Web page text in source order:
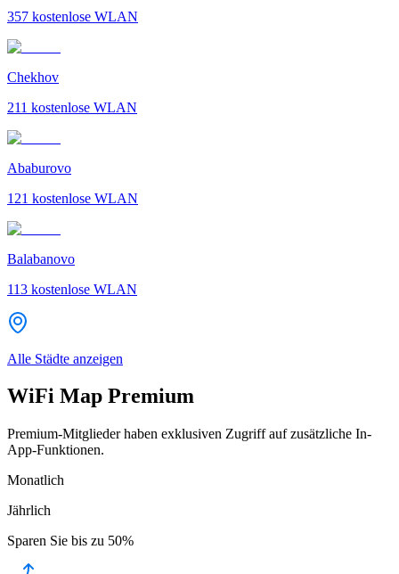
357 kostenlose WLAN
Chekhov
211 kostenlose WLAN
Ababurovo
121 kostenlose WLAN
Balabanovo
113 kostenlose WLAN
Alle Städte anzeigen
WiFi Map Premium
Premium-Mitglieder haben exklusiven Zugriff auf zusätzliche In-
App-Funktionen.
Monatlich
Jährlich
Sparen Sie bis zu 50%